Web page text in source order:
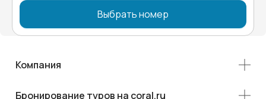
Выбрать номер
Компания
Бронирование туров на coral.ru